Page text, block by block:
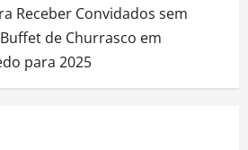
Receber Convidados sem
de Churrasco em
para 2025